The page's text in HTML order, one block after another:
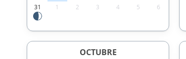
31 1 2 3 4 5 6
OCTUBRE